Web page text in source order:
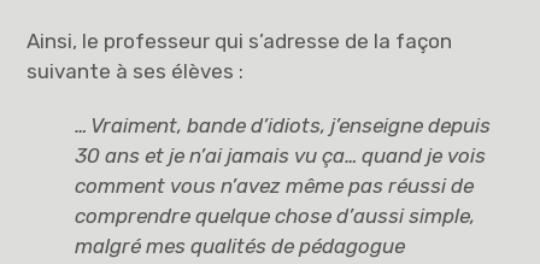
Ainsi, le professeur qui s’adresse de la façon
suivante à ses élèves :
… Vraiment, bande d’idiots, j’enseigne depuis
30 ans et je n’ai jamais vu ça… quand je vois
comment vous n’avez même pas réussi de
comprendre quelque chose d’aussi simple,
malgré mes qualités de pédagogue